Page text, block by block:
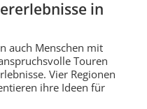
in
auch Menschen mit
Touren
Vier Regionen
ihre Ideen für